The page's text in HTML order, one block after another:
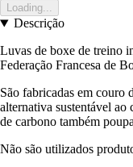
Loading...
Descrição
Luvas de boxe de treino
Federação Francesa de
São fabricadas em couro
alternativa sustentável
de carbono também
Não são utilizados